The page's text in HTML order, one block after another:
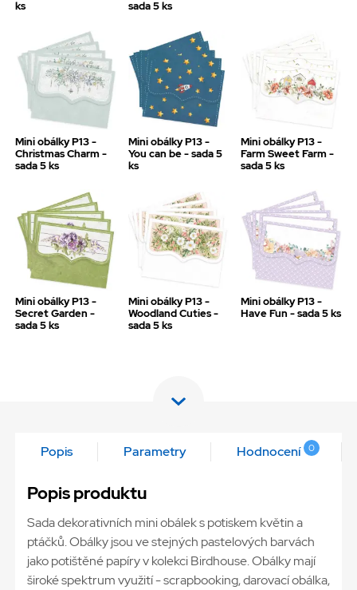
ks
sada 5 ks
Mini obálky P13 -
Christmas Charm -
sada 5 ks
Mini obálky P13 -
You can be - sada 5
ks
Mini obálky P13 -
Farm Sweet Farm -
sada 5 ks
Mini obálky P13 -
Secret Garden -
sada 5 ks
Mini obálky P13 -
Woodland Cuties -
sada 5 ks
Mini obálky P13 -
Have Fun - sada 5 ks
Popis Parametry Hodnocení 0
Popis produktu
Sada dekorativních mini obálek s potiskem květin a
ptáčků. Obálky jsou ve stejných pastelových barvách
jako potištěné papíry v kolekci Birdhouse. Obálky mají
široké spektrum využití - scrapbooking, darovací obálka,